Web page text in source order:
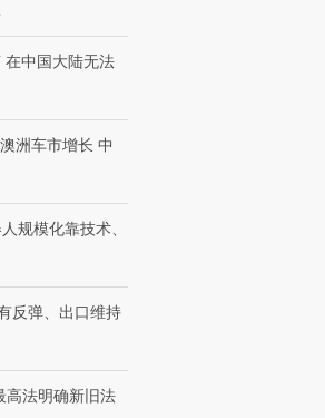
在中国大陆无法
洲车市增长 中
规模化靠技术、
反弹、出口维持
高法明确新旧法